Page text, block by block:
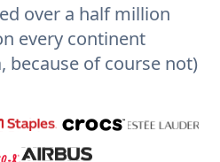
over a half million
every continent
because of course not)